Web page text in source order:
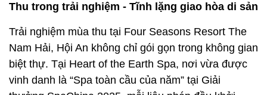
Thu trong trải nghiệm - Tĩnh lặng giao hòa di sản
Trải nghiệm mùa thu tại Four Seasons Resort The
Nam Hải, Hội An không chỉ gói gọn trong không gian
biệt thự. Tại Heart of the Earth Spa, nơi vừa được
vinh danh là “Spa toàn cầu của năm” tại Giải